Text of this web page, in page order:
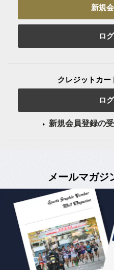
新規
ロ
クレジットカ
ロ
新規会員登録の
メールマガジ